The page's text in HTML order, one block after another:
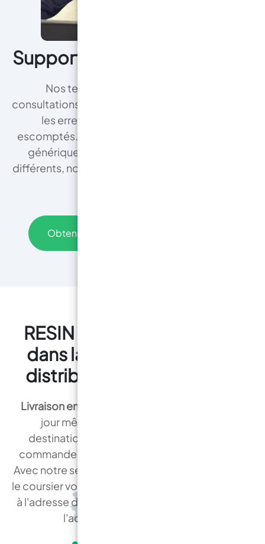
Support technique expert !
Nos techniciens proposent des
consultations à distance gratuites pour éviter
les erreurs et garantir les résultats
escomptés. Contrairement aux revendeurs
génériques qui vendent 1 000 produits
différents, nous vous garantissons un résultat
Obtenez une consultation gratuite
RESIN PRO est un leader
dans la production et la
distribution de Résines !
Livraison en 24 heures
jour même dans plus de 90 % des
destinations françaises. Recevez votre
commande chez vous en toute tranquillité.
Avec notre service de livraison programmée,
le coursier vous appellera et livrera votre colis
à l'adresse de votre choix , ou le déposera à
l'adresse de votre choix.